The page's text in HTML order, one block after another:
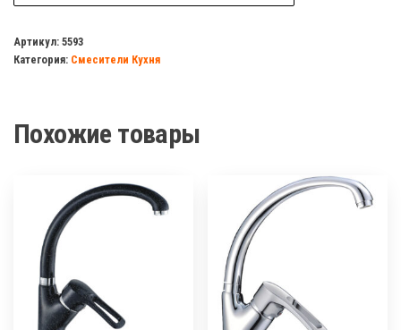
кухня
HAIBA
ш
Артикул: 5593
Категория: Смесители Кухня
Похожие товары